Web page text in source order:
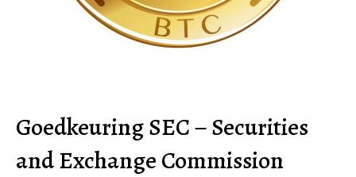
Goedkeuring SEC – Securities
and Exchange Commission